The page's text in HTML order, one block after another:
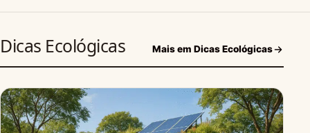
Dicas Ecológicas Mais em Dicas Ecológicas